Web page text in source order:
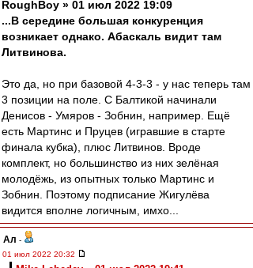
RoughBoy » 01 июл 2022 19:09
...В середине большая конкуренция
возникает однако. Абаскаль видит там
Литвинова.
Это да, но при базовой 4-3-3 - у нас теперь там
3 позиции на поле. С Балтикой начинали
Денисов - Умяров - Зобнин, например. Ещё
есть Мартинс и Пруцев (игравшие в старте
финала кубка), плюс Литвинов. Вроде
комплект, но большинство из них зелёная
молодёжь, из опытных только Мартинс и
Зобнин. Поэтому подписание Жигулёва
видится вполне логичным, имхо...
Ал -
01 июл 2022 20:32